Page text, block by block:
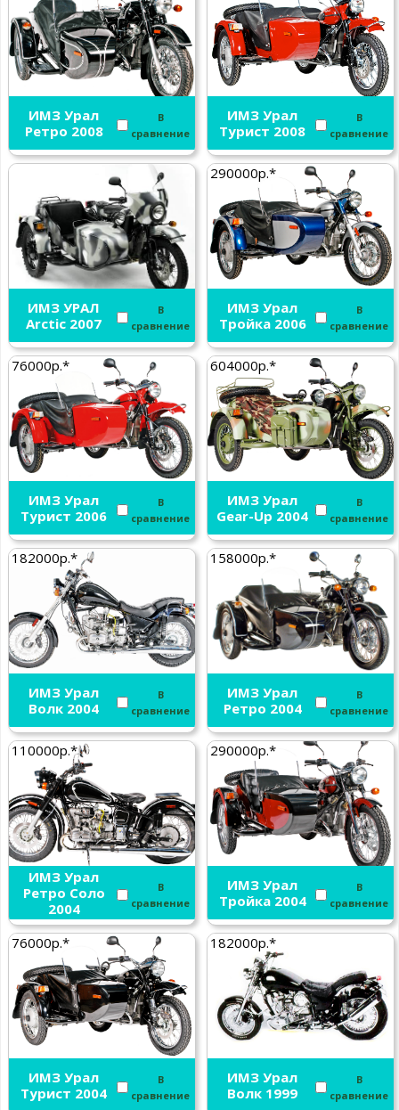
ИМЗ Урал
Ретро 2008
В
сравнение
ИМЗ Урал
Турист 2008
В
сравнение
ИМЗ УРАЛ
Arctic 2007
В
сравнение
290000р.*
ИМЗ Урал
Тройка 2006
В
сравнение
76000р.*
ИМЗ Урал
Турист 2006
В
сравнение
604000р.*
ИМЗ Урал
Gear-Up 2004
В
сравнение
182000р.*
ИМЗ Урал
Волк 2004
В
сравнение
158000р.*
ИМЗ Урал
Ретро 2004
В
сравнение
110000р.*
ИМЗ Урал
Ретро Соло
2004
В
сравнение
290000р.*
ИМЗ Урал
Тройка 2004
В
сравнение
76000р.*
ИМЗ Урал
Турист 2004
В
сравнение
182000р.*
ИМЗ Урал
Волк 1999
В
сравнение